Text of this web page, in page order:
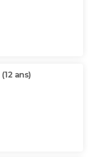
(12 ans)